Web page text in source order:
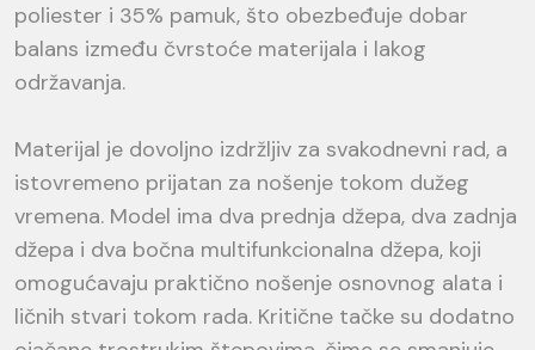
poliester i 35% pamuk, što obezbeđuje dobar
balans između čvrstoće materijala i lakog
održavanja.
Materijal je dovoljno izdržljiv za svakodnevni rad, a
istovremeno prijatan za nošenje tokom dužeg
vremena. Model ima dva prednja džepa, dva zadnja
džepa i dva bočna multifunkcionalna džepa, koji
omogućavaju praktično nošenje osnovnog alata i
ličnih stvari tokom rada. Kritične tačke su dodatno